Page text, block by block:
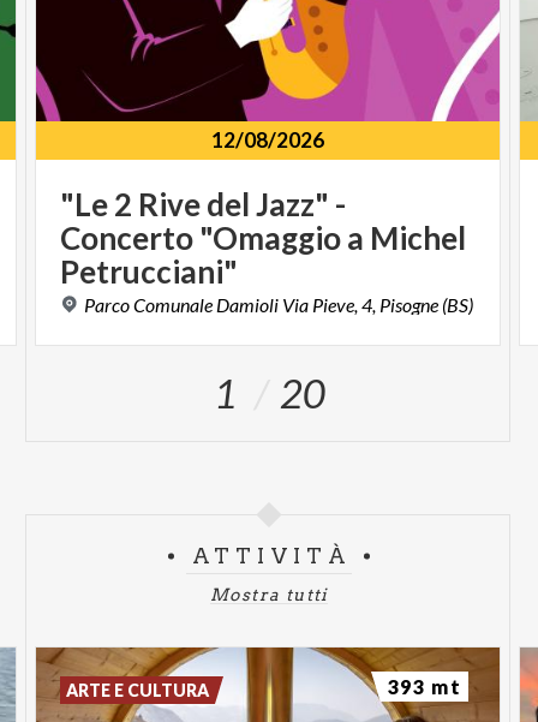
12/08/2026
"Le 2 Rive del Jazz" -
Concerto "Omaggio a Michel
Petrucciani"
ParcoComunale Damioli Via Pieve, 4, Pisogne (BS)
1 20
ATTIVITÀ
Mostra tutti
ARTE E CULTURA 393 mt